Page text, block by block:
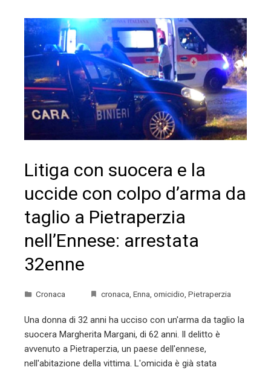
Litiga con suocera e la
uccide con colpo d’arma da
taglio a Pietraperzia
nell’Ennese: arrestata
32enne
Cronaca cronaca, Enna, omicidio, Pietraperzia
Una donna di 32 anni ha ucciso con un'arma da taglio la
suocera Margherita Margani, di 62 anni. Il delitto è
avvenuto a Pietraperzia, un paese dell'ennese,
nell'abitazione della vittima. L'omicida è già stata